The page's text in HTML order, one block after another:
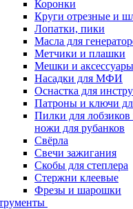
Коронки
Круги отрезные и
Лопатки, пики
Масла для
Метчики и плашки
Мешки и
Насадки для МФИ
Оснастка для
Патроны и ключи
Пилки для
ножи для рубанков
Свёрла
Свечи зажигания
Скобы для степлера
Стержни клеевые
Фрезы и шарошки